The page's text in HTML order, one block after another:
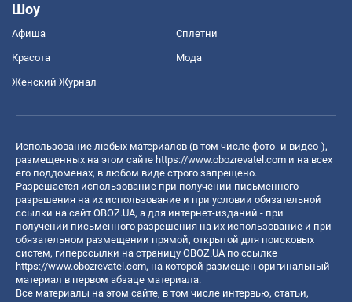
Шоу
Афиша Сплетни
Красота Мода
Женский Журнал
Использование любых материалов (в том числе фото- и видео-),
размещенных на этом сайте https://www.obozrevatel.com и на всех
его поддоменах, в любом виде строго запрещено.
Разрешается использование при получении письменного
разрешения на их использование и при условии обязательной
ссылки на сайт OBOZ.UA, а для интернет-изданий - при
получении письменного разрешения на их использование и при
обязательном размещении прямой, открытой для поисковых
систем, гиперссылки на страницу OBOZ.UA по ссылке
https://www.obozrevatel.com, на которой размещен оригинальный
материал в первом абзаце материала.
Все материалы на этом сайте, в том числе интервью, статьи,